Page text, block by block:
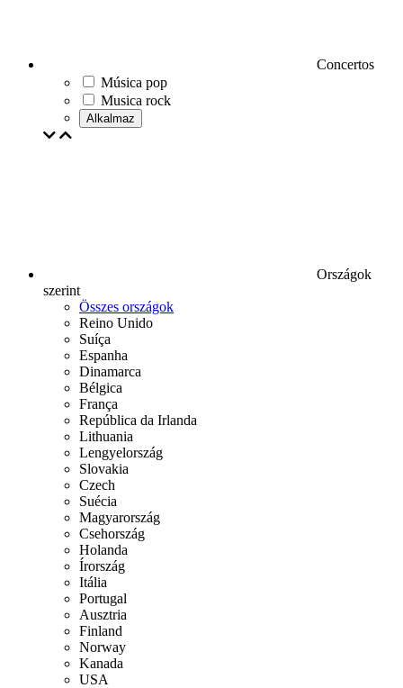
Concertos
Música pop
Musica rock
Alkalmaz
Országok
szerint
Összes országok
Reino Unido
Suíça
Espanha
Dinamarca
Bélgica
França
República da Irlanda
Lithuania
Lengyelország
Slovakia
Czech
Suécia
Magyarország
Csehország
Holanda
Írország
Itália
Portugal
Ausztria
Finland
Norway
Kanada
USA